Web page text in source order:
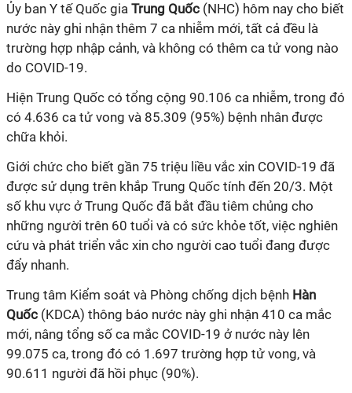
Ủy ban Y tế Quốc gia Trung Quốc (NHC) hôm nay cho biết
nước này ghi nhận thêm 7 ca nhiễm mới, tất cả đều là
trường hợp nhập cảnh, và không có thêm ca tử vong nào
do COVID-19.
Hiện Trung Quốc có tổng cộng 90.106 ca nhiễm, trong đó
có 4.636 ca tử vong và 85.309 (95%) bệnh nhân được
chữa khỏi.
Giới chức cho biết gần 75 triệu liều vắc xin COVID-19 đã
được sử dụng trên khắp Trung Quốc tính đến 20/3. Một
số khu vực ở Trung Quốc đã bắt đầu tiêm chủng cho
những người trên 60 tuổi và có sức khỏe tốt, việc nghiên
cứu và phát triển vắc xin cho người cao tuổi đang được
đẩy nhanh.
Trung tâm Kiểm soát và Phòng chống dịch bệnh Hàn
Quốc (KDCA) thông báo nước này ghi nhận 410 ca mắc
mới, nâng tổng số ca mắc COVID-19 ở nước này lên
99.075 ca, trong đó có 1.697 trường hợp tử vong, và
90.611 người đã hồi phục (90%).